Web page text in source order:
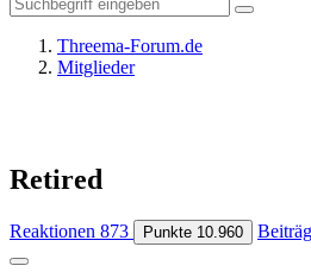
Threema-Forum.de
Mitglieder
Retired
Reaktionen 873 Punkte 10.960